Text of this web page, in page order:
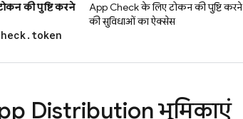
की पुष्टि करने
. token
App Checkके लिए टोकन की पुष्टि करने
की सुविधाओं का ऐक्सेस
Distributionभूमिकाएं